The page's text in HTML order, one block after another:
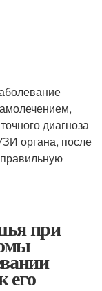
диагноза
органа, после
при
его